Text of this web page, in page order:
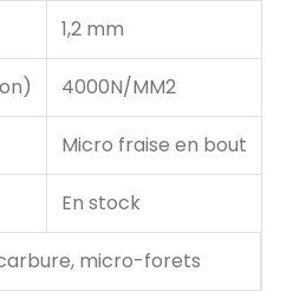
1,2 mm
4000N/MM2
Micro fraise en bout
En stock
micro-forets